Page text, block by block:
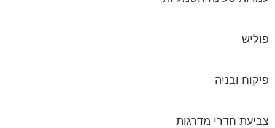
פוליש
פיקוח ובניה
צביעת חדרי מדרגות